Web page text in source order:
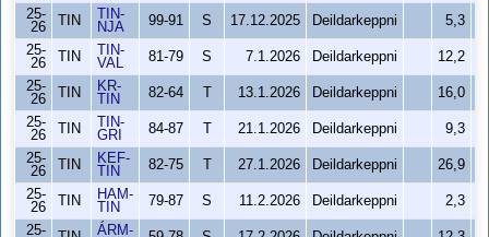
25-
26
TIN
TIN-
NJA
99-91 S 17.12.2025 Deildarkeppni
5,3
25-
26
TIN
TIN-
VAL
81-79 S 7.1.2026 Deildarkeppni
12,2
25-
26
TIN
KR-
TIN
82-64 13.1.2026 Deildarkeppni
16,0
25-
26
TIN
TIN-
GRI
84-87 21.1.2026 Deildarkeppni
9,3
25-
26
TIN
KEF-
TIN
82-75 27.1.2026 Deildarkeppni
26,9
25-
26
TIN
HAM-
TIN
79-87 S 11.2.2026 Deildarkeppni
2,3
25-
ÁRM-